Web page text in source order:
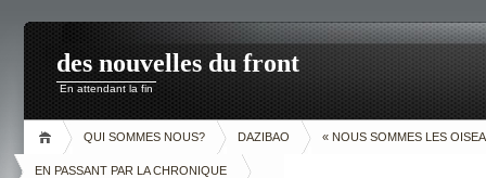
des nouvelles du front
En attendant la fin
QUI SOMMES NOUS? DAZIBAO « NOUS SOMMES LES
EN PASSANT PAR LA CHRONIQUE